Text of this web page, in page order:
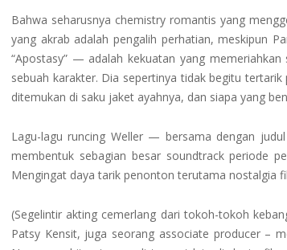
Bahwa seharusnya chemistry romantis yang
yang akrab adalah pengalih perhatian, meskipun
“Apostasy” — adalah kekuatan yang
sebuah karakter. Dia sepertinya tidak begitu
ditemukan di saku jaket ayahnya, dan siapa yang
Lagu-lagu runcing Weller — bersama dengan
membentuk sebagian besar soundtrack periode
Mengingat daya tarik penonton terutama nostalgia
(Segelintir akting cemerlang dari tokoh-tokoh
Patsy Kensit, juga seorang associate producer –